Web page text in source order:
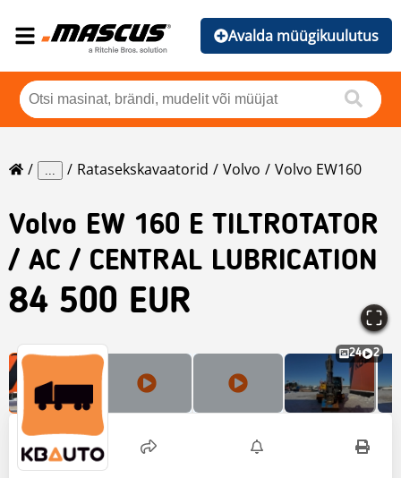
Avalda müügikuulutus
... Ratasekskavaatorid Volvo Volvo EW160
Volvo EW 160 E TILTROTATOR
/ AC / CENTRAL LUBRICATION
84 500 EUR
24 2